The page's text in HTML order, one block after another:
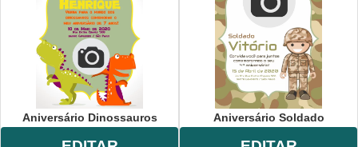
Aniversário Dinossauros Aniversário Soldado